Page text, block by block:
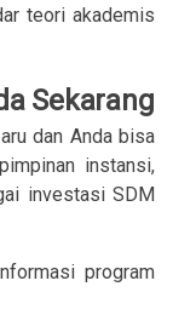
teori akademis
Sekarang
dan Anda bisa
instansi,
investasi SDM
program